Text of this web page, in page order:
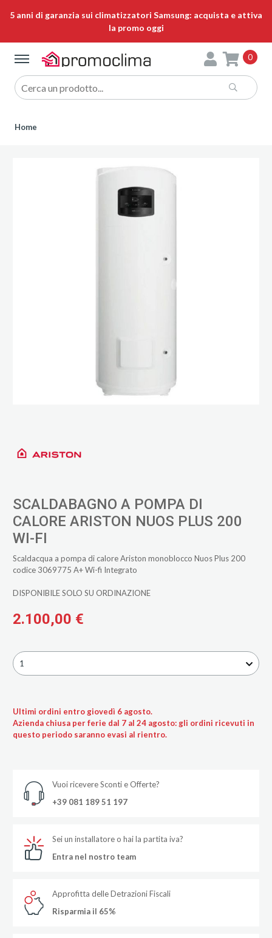
5 anni di garanzia sui climatizzatori Samsung: acquista e attiva
la promo oggi
0
Home
SCALDABAGNO A POMPA DI
CALORE ARISTON NUOS PLUS 200
WI-FI
Scaldacqua a pompa di calore Ariston monoblocco Nuos Plus 200
codice 3069775 A+ Wi-fi Integrato
DISPONIBILE SOLO SU ORDINAZIONE
2.100,00 €
1
Ultimi ordini entro giovedì 6 agosto.
Azienda chiusa per ferie dal 7 al 24 agosto: gli ordini ricevuti in
questo periodo saranno evasi al rientro.
Vuoi ricevere Sconti e Offerte?
+39 081 189 51 197
Sei un installatore o hai la partita iva?
Entra nel nostro team
Approfitta delle Detrazioni Fiscali
Risparmia il 65%